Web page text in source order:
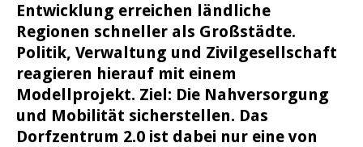
Entwicklung erreichen ländliche
Regionen schneller als Großstädte.
Politik, Verwaltung und Zivilgesellschaft
reagieren hierauf mit einem
Modellprojekt. Ziel: Die Nahversorgung
und Mobilität sicherstellen. Das
Dorfzentrum 2.0 ist dabei nur eine von